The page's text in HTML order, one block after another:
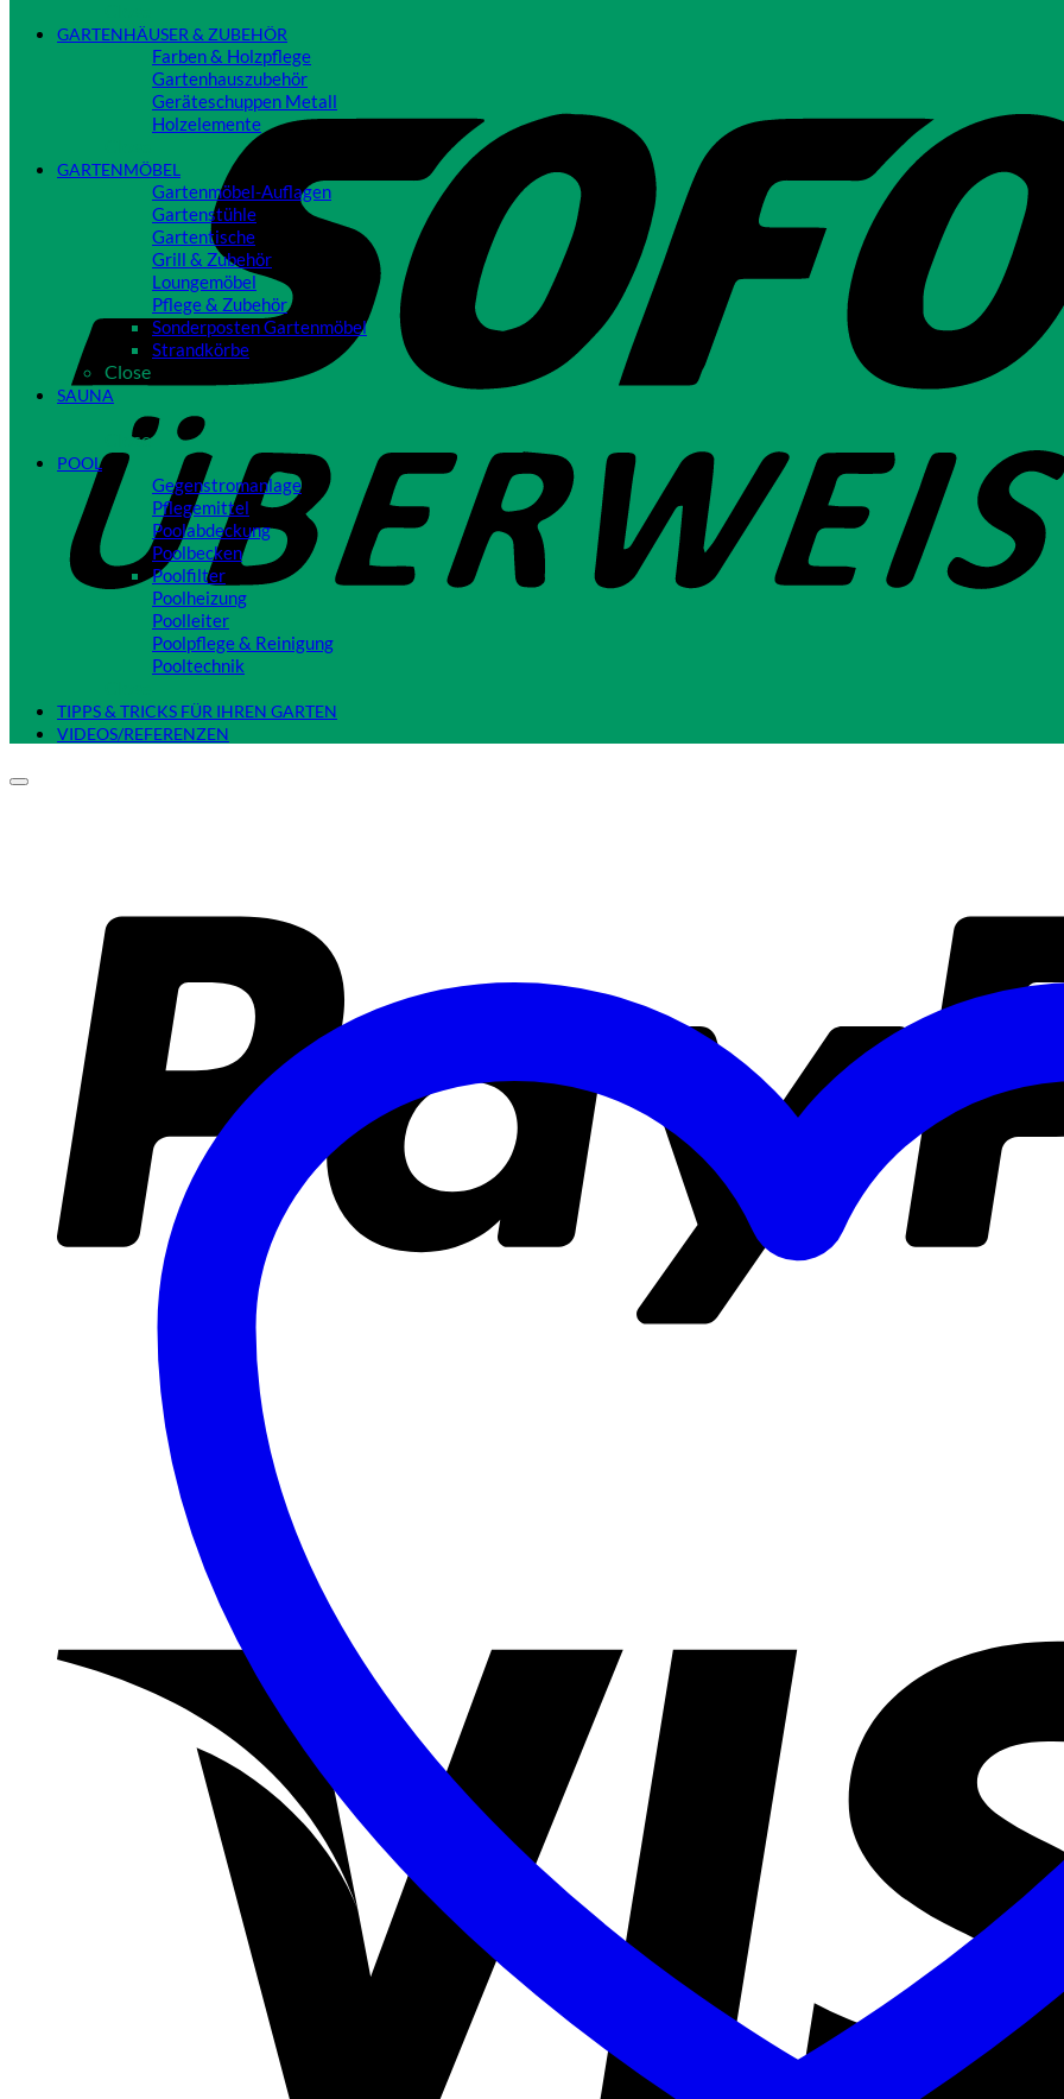
GARTENHÄUSER & ZUBEHÖR
Farben & Holzpflege
Gartenhauszubehör
Geräteschuppen Metall
Holzelemente
GARTENMÖBEL
Gartenmöbel-Auflagen
Gartenstühle
Gartentische
Grill & Zubehör
Loungemöbel
Pflege & Zubehör
Sonderposten Gartenmöbel
Strandkörbe
Close
SAUNA
Close
POOL
Gegenstromanlage
Pflegemittel
Poolabdeckung
Poolbecken
Poolfilter
Poolheizung
Poolleiter
Poolpflege & Reinigung
Pooltechnik
TIPPS & TRICKS FÜR IHREN GARTEN
VIDEOS/REFERENZEN